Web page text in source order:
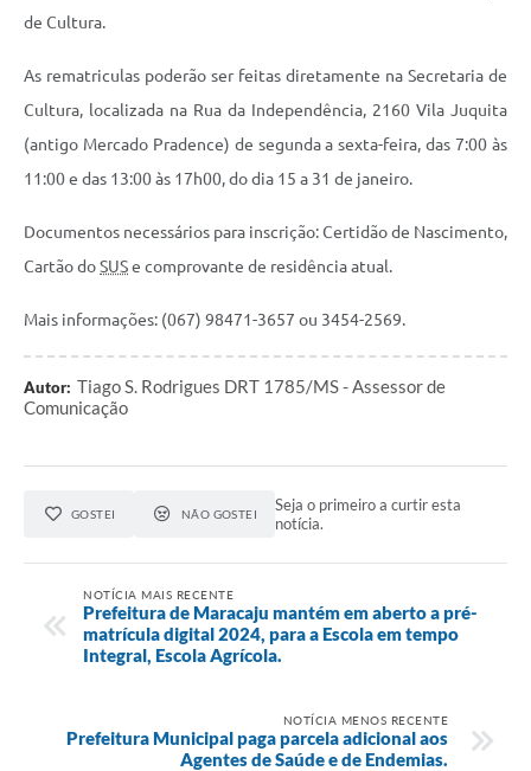
de Cultura.
As rematriculas poderão ser feitas diretamente na Secretaria de
Cultura, localizada na Rua da Independência, 2160 Vila Juquita
(antigo Mercado Pradence) de segunda a sexta-feira, das 7:00 às
11:00 e das 13:00 às 17h00, do dia 15 a 31 de janeiro.
Documentos necessários para inscrição: Certidão de Nascimento,
Cartão doSUSe comprovante de residência atual.
Mais informações: (067) 98471-3657 ou 3454-2569.
Autor: Tiago S. Rodrigues DRT 1785/MS - Assessor de
Comunicação
GOSTEI NÃO GOSTEI
Seja o primeiro a curtir esta
notícia.
NOTÍCIA MAIS RECENTE
Prefeitura de Maracaju mantém em aberto a pré-
matrícula digital 2024, para a Escola em tempo
Integral, Escola Agrícola.
NOTÍCIA MENOS RECENTE
Prefeitura Municipal paga parcela adicional aos
Agentes de Saúde e de Endemias.